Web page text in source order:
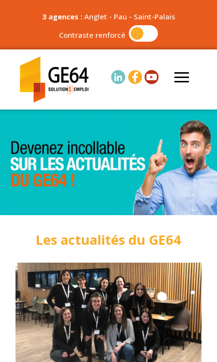
3 agences : Anglet - Pau - Saint-Palais
Contraste renforcé
Les actualités du GE64